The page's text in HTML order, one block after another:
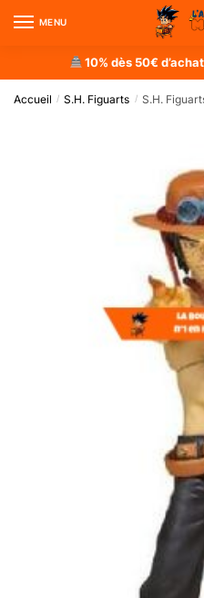
MENU
10% dès 50€
Accueil / S.H. Figuarts / S.H.